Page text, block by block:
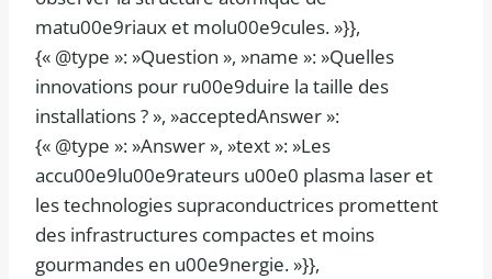
matu00e9riaux et molu00e9cules. »}},
{« @type »: »Question », »name »: »Quelles
innovations pour ru00e9duire la taille des
installations ? », »acceptedAnswer »:
{« @type »: »Answer », »text »: »Les
accu00e9lu00e9rateurs u00e0 plasma laser et
les technologies supraconductrices promettent
des infrastructures compactes et moins
gourmandes en u00e9nergie. »}},